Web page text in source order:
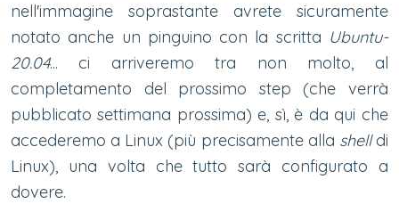
nell'immagine soprastante avrete sicuramente
notato anche un pinguino con la scritta Ubuntu-
20.04... ci arriveremo tra non molto, al
completamento del prossimo step (che verrà
pubblicato settimana prossima) e, sì, è da qui che
accederemo a Linux (più precisamente alla shelldi
Linux), una volta che tutto sarà configurato a
dovere.